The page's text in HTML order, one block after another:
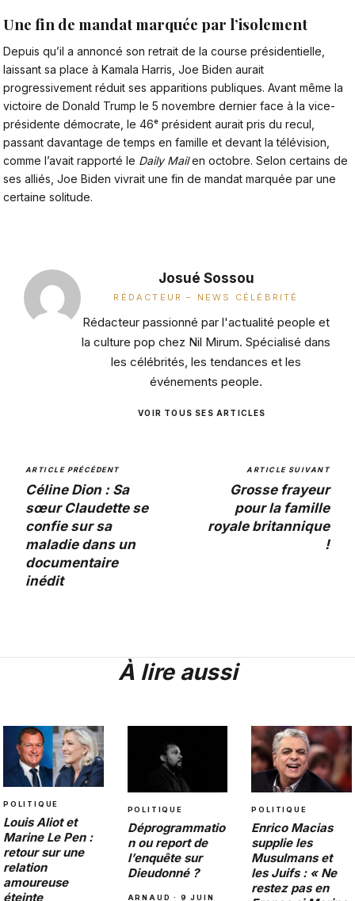
Une fin de mandat marquée par l’isolement
Depuis qu’il a annoncé son retrait de la course présidentielle,
laissant sa place à Kamala Harris, Joe Biden aurait
progressivement réduit ses apparitions publiques. Avant même la
victoire de Donald Trump le 5 novembre dernier face à la vice-
présidente démocrate , le 46ᵉ président aurait pris du recul,
passant davantage de temps en famille et devant la télévision,
comme l’avait rapporté le Daily Mailen octobre. Selon certains de
ses alliés, Joe Biden vivrait une fin de mandat marquée par une
certaine solitude.
Josué Sossou
RÉDACTEUR – NEWS CÉLÉBRITÉ
Rédacteur passionné par l'actualité people et
la culture pop chez Nil Mirum. Spécialisé dans
les célébrités, les tendances et les
événements people.
VOIR TOUS SES ARTICLES
ARTICLE PRÉCÉDENT
Céline Dion : Sa
sœur Claudette se
confie sur sa
maladie dans un
documentaire
inédit
ARTICLE SUIVANT
Grosse frayeur
pour la famille
royale britannique
!
À lire aussi
POLITIQUE
Louis Aliot et
Marine Le Pen :
retour sur une
relation
amoureuse
éteinte
POLITIQUE
Déprogrammatio
n ou report de
l’enquête sur
Dieudonné ?
ARNAUD · 9 JUIN
POLITIQUE
Enrico Macias
supplie les
Musulmans et
les Juifs : « Ne
restez pas en